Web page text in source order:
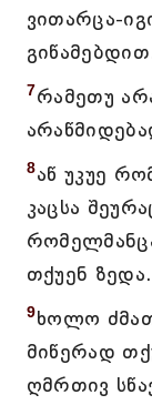
ვითარცა-
7რამეთუ
8აწ უკუე
კაცსა
თქუენ ზედა.
9ხოლო ძმათ
მიწერად
ღმრთივ